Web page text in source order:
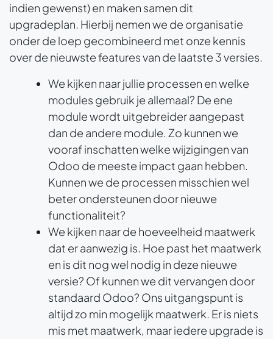
indien gewenst) en maken samen dit
upgradeplan. Hierbij nemen we de organisatie
onder de loep gecombineerd met onze kennis
over de nieuwste features van de laatste 3 versies.
We kijken naar jullie processen en welke
modules gebruik je allemaal? De ene
module wordt uitgebreider aangepast
dan de andere module. Zo kunnen we
vooraf inschatten welke wijzigingen van
Odoo de meeste impact gaan hebben.
Kunnen we de processen misschien wel
beter ondersteunen door nieuwe
functionaliteit?
We kijken naar de hoeveelheid maatwerk
dat er aanwezig is. Hoe past het maatwerk
en is dit nog wel nodig in deze nieuwe
versie? Of kunnen we dit vervangen door
standaard Odoo? Ons uitgangspunt is
altijd zo min mogelijk maatwerk. Er is niets
mis met maatwerk, maar iedere upgrade is